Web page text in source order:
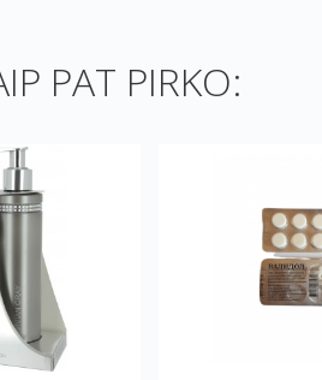
PAT PIRKO: